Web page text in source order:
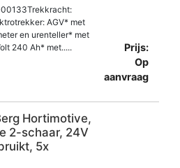
AGV* met
en urenteller* met
240 Ah* met.....
Prijs:
Op
aanvraag
Hortimotive,
2-schaar, 24V
5x